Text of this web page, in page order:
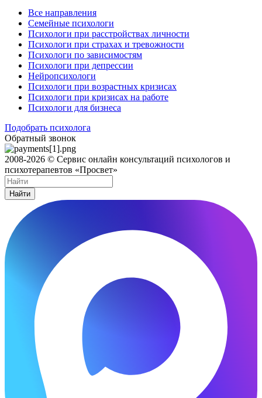
Все направления
Семейные психологи
Психологи при расстройствах личности
Психологи при страхах и тревожности
Психологи по зависимостям
Психологи при депрессии
Нейропсихологи
Психологи при возрастных кризисах
Психологи при кризисах на работе
Психологи для бизнеса
Подобрать психолога
Обратный звонок
2008-2026 © Сервис онлайн консультаций психологов и
психотерапевтов «Просвет»
Найти